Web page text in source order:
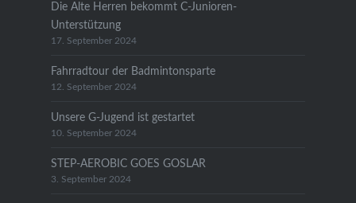
Die Alte Herren bekommt C-Junioren-
Unterstützung
17. September 2024
Fahrradtour der Badmintonsparte
12. September 2024
Unsere G-Jugend ist gestartet
10. September 2024
STEP-AEROBIC GOES GOSLAR
3. September 2024